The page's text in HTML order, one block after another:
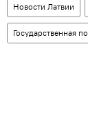
Новости Латвии
Государственная